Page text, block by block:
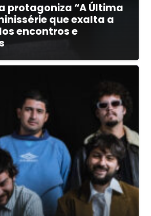
protagoniza “A Última
que exalta a
encontros e